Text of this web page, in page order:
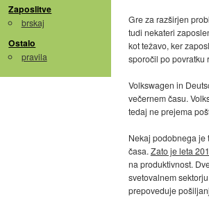
Zaposlitve
brskaj
Ostalo
pravila
Gre za razširjen
tudi nekateri
kot težavo, ker
sporočil po povratku
Volkswagen in
večernem času.
tedaj ne prejema
Nekaj podobnega je
časa. Zato je leta
na produktivnost.
svetovalnem
prepoveduje